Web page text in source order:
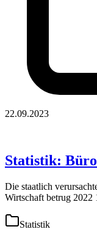
22.09.2023
Statistik:
Die staatlich
Wirtschaft betrug 2022
Statistik